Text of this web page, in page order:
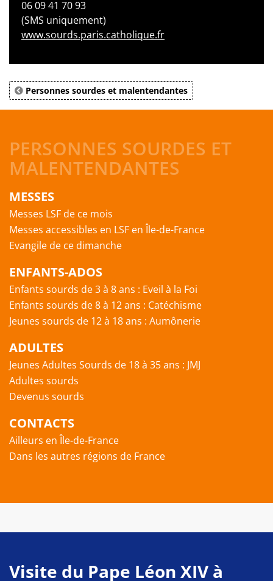
06 09 41 70 93
(SMS uniquement)
www.sourds.paris.catholique.fr
Personnes sourdes et malentendantes
PERSONNES SOURDES ET
MALENTENDANTES
MESSES
Messes LSF de ce mois
Messes accessibles en LSF en Île-de-France
Evangile de ce dimanche
ENFANTS-ADOS
Enfants sourds de 3 à 8 ans : Eveil à la Foi
Enfants sourds de 8 à 12 ans : Catéchisme
Jeunes sourds de 12 à 18 ans : Aumônerie
ADULTES
Jeunes Adultes Sourds de 18 à 35 ans : JMJ
Adultes sourds
Devenus sourds
CONTACTS
Ailleurs en Île-de-France
Dans les autres régions de France
Visite du Pape Léon XIV à